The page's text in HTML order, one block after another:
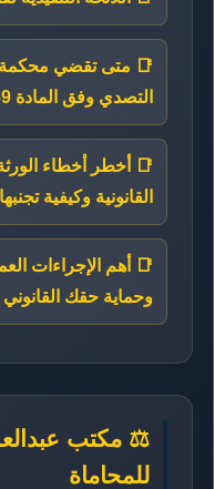
📑 متى تقضي
التصدي وفق المادة 269
📑 أخطر أخطاء الورثة
القانونية وكيفية تجنبها
📑 أهم الإجراءات
وحماية حقك القانوني
⚖️ مكتب
للمحاماة